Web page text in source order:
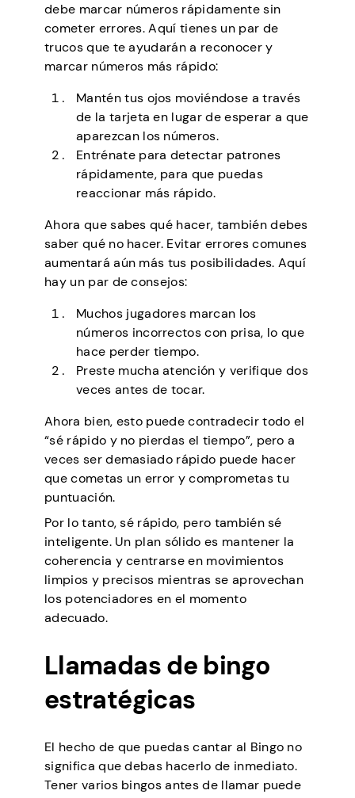
debe marcar números rápidamente sin
cometer errores. Aquí tienes un par de
trucos que te ayudarán a reconocer y
marcar números más rápido:
Mantén tus ojos moviéndose a través
de la tarjeta en lugar de esperar a que
aparezcan los números.
Entrénate para detectar patrones
rápidamente, para que puedas
reaccionar más rápido.
Ahora que sabes qué hacer, también debes
saber qué no hacer. Evitar errores comunes
aumentará aún más tus posibilidades. Aquí
hay un par de consejos:
Muchos jugadores marcan los
números incorrectos con prisa, lo que
hace perder tiempo.
Preste mucha atención y verifique dos
veces antes de tocar.
Ahora bien, esto puede contradecir todo el
“sé rápido y no pierdas el tiempo”, pero a
veces ser demasiado rápido puede hacer
que cometas un error y comprometas tu
puntuación.
Por lo tanto, sé rápido, pero también sé
inteligente. Un plan sólido es mantener la
coherencia y centrarse en movimientos
limpios y precisos mientras se aprovechan
los potenciadores en el momento
adecuado.
Llamadas de bingo
estratégicas
El hecho de que puedas cantar al Bingo no
significa que debas hacerlo de inmediato.
Tener varios bingos antes de llamar puede